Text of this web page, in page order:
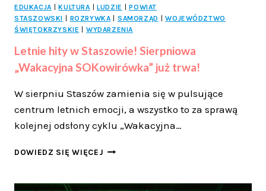
EDUKACJA KULTURA LUDZIE
POWIAT
STASZOWSKI
ROZRYWKA SAMORZĄD
WOJEWÓDZTWO
ŚWIĘTOKRZYSKIE
WYDARZENIA
Letnie hity w Staszowie! Sierpniowa
„Wakacyjna SOKowirówka” już trwa!
W sierpniu Staszów zamienia się w pulsujące
centrum letnich emocji, a wszystko to za sprawą
kolejnej odsłony cyklu „Wakacyjna…
DOWIEDZ SIĘ WIĘCEJ LETNIE
STASZOWIE!